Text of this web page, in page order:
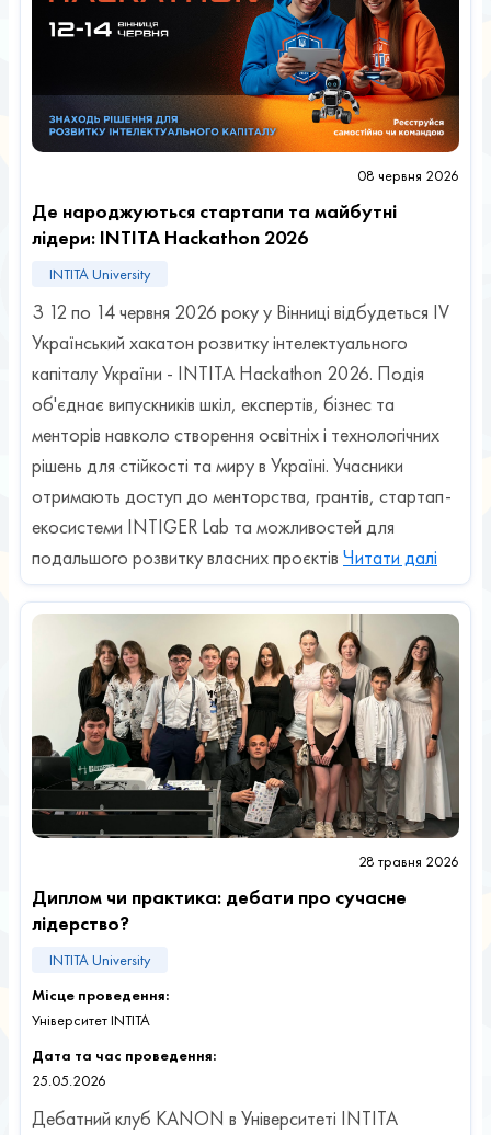
08 червня 2026
Де народжуються стартапи та майбутні
лідери: INTITA Hackathon 2026
INTITA University
З 12 по 14 червня 2026 року у Вінниці відбудеться IV
Український хакатон розвитку інтелектуального
капіталу України - INTITA Hackathon 2026. Подія
об'єднає випускників шкіл, експертів, бізнес та
менторів навколо створення освітніх і технологічних
рішень для стійкості та миру в Україні. Учасники
отримають доступ до менторства, грантів, стартап-
екосистеми INTIGER Lab та можливостей для
подальшого розвитку власних проєктів Читати далі
28 травня 2026
Диплом чи практика: дебати про сучасне
лідерство?
INTITA University
Місце проведення:
Університет INTITA
Дата та час проведення:
25.05.2026
Дебатний клуб KANON в Університеті INTITA